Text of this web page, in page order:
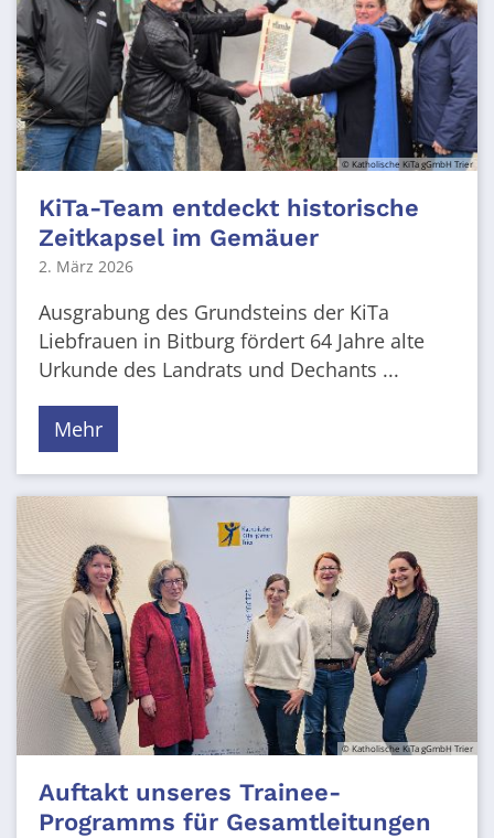
© Katholische KiTa gGmbH Trier
KiTa-Team entdeckt historische
Zeitkapsel im Gemäuer
2. März 2026
Ausgrabung des Grundsteins der KiTa
Liebfrauen in Bitburg fördert 64 Jahre alte
Urkunde des Landrats und Dechants ...
Mehr
© Katholische KiTa gGmbH Trier
Auftakt unseres Trainee-
Programms für Gesamtleitungen